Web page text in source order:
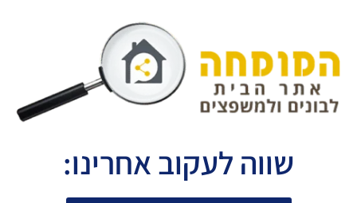
שווה לעקוב אחרינו: